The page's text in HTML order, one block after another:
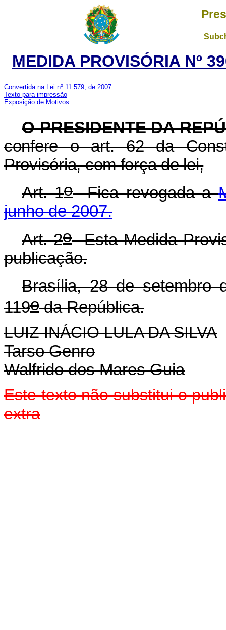
MEDIDA PROVISÓRIA Nº
Convertida na Lei nº 11.579, de 2007
Texto para impressão
Exposição de Motivos
O PRESIDENTE DA
confere o art. 62 da
Provisória, com força de lei,
Art. 1oFica revogada a
junho de 2007.
Art. 2oEsta Medida
publicação.
Brasília, 28 de setembro
119oda República.
LUIZ INÁCIO LULA DA SILVA
Tarso Genro
Walfrido dos Mares Guia
Este texto não substitui o
extra